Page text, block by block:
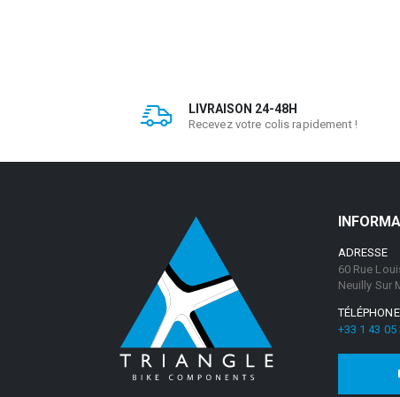
LIVRAISON 24-48H
Recevez votre colis rapidement !
ADRESSE
60 Rue
Neuilly Sur
TÉLÉPHONE
+33 1 43 05